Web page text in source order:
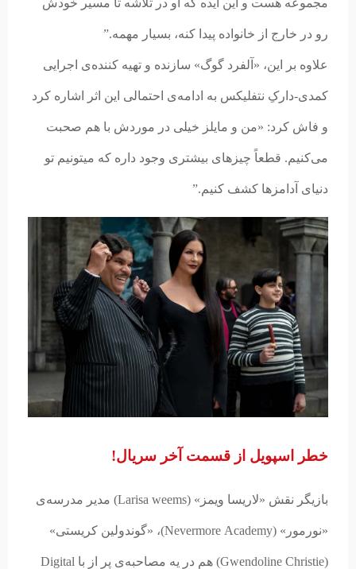
مجموعه هست و این ایده که او در تلاشه تا مسیر خودش
رو در خارج از خانواده پیدا کنه، بسیار مهمه.”
علاوه بر این، «آلفرد گوگ» سازنده و تهیه کننده‌ی اجرایی
کمدی-دارکِ نتفلیکس به ادامه‌ی احتمالی این اثر اشاره کرد
و فاش کرد: «من و مایلز خیلی در موردش با هم صحبت
می‌کنیم. قطعاً چیزهای بیشتری وجود داره که میتونیم تو
دنیای آدامزها کشف کنیم.”
خطر اسپویل از قسمت آخر سریال!
بازیگر نقش «لاریسا ویمز» (Larisa weems) مدیر مدرسه‌ی
«نورمور» (Nevermore Academy)، «گوندولین کریستی»
(Gwendoline Christie) هم در یه مصاحبه‌ی پر از با Digital